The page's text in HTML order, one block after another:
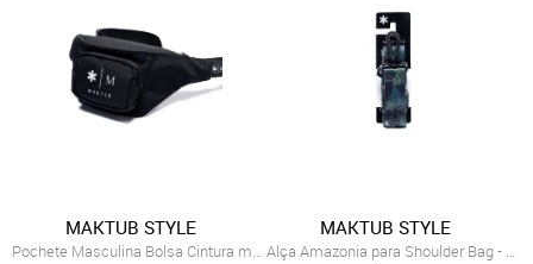
MAKTUB STYLE
Pochete Masculina Bolsa Cintura marca Ma...
MAKTUB STYLE
Alça Amazonia para Shoulder Bag - Maktub